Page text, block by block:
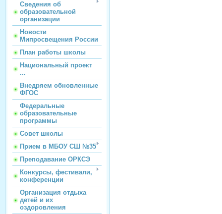
Сведения об
образовательной
организации
Новости
Мипросвещения России
План работы школы
Национальный проект
...
Внедряем обновленные
ФГОС
Федеральные
образовательные
программы
Совет школы
Прием в МБОУ СШ №35
Преподавание ОРКСЭ
Конкурсы, фестивали,
конференции
Организация отдыха
детей и их
оздоровления